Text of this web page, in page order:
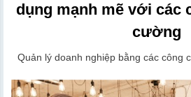
dụng mạnh mẽ với các
cường
Quản lý doanh nghiệp bằng các công